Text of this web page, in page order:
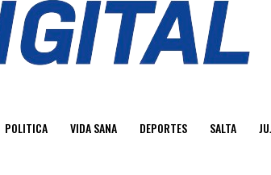
POLITICA VIDA SANA DEPORTES SALTA